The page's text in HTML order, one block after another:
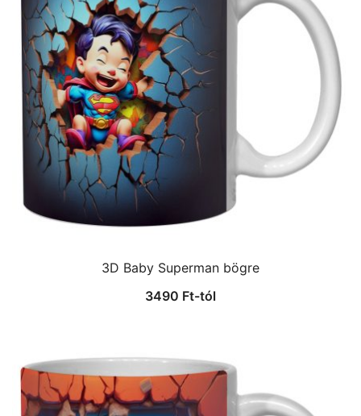
3D Baby Superman bögre
3490 Ft-tól